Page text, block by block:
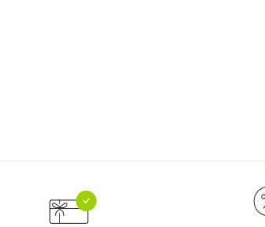
сегодня только
любого банка